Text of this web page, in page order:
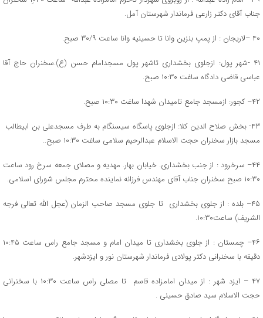
جناب آقای دکتر زارعی فرماندار شهرستان آمل.
۴۰ –لاریجان : از پمپ بنزین وانا تا حسینیه وانا ساعت ۳۰/۹ صبح.
۴۱ -شهر پول: ازجلوی بخشداری تاشهر پول مسجدامام حسن (ع).سخنران حاج آقا
عباسی قاضی دادگاه ساغت ۱۰:۳۰ صبح.
۴۲– کجور: ازمسجد جامع تامیدان شهدا ساغت ۱۰:۳۰ صبح.
۴۳- بخش صلاح الدین کلا: ازجلوی پاسگاه سیسنگام به طرف مسجدعلی بن ابیطالب
مسجد بازار سخنران حجت الاسلام عبدالرحیم سلامی ساغت ۱۰:۳۰ صبح..
۴۴– سرخرود : از جنب بخشداری. خیابان بهار. مهدیه و مصلای جمعه سرخ رود ساعت
۱۰:۳۰ صبح سخنران جناب آقای مهندس فرزانه نماینده محترم مجلس شورای اسلامی.
۴۵– بلده : از جلوی بخشداری تا جلوی مسجد صاحب الزمان (عجل الله تعالی فرجه
الشریف) ساعت10:۳۰.
۴۶– چمستان : از جلوی بخشداری تا میدان امام و مسجد جامع راس ساعت ۱۰:۴۵
دقیقه با سخنرانی دکتر پولادی فرماندار شهرستان نور و ایزدشهر.
۴۷ – ایزد شهر : از میدان امامزاده قاسم تا مصلی راس ساعت ۱۰:۳۰ با سخنرانی
حجت الاسلام سید صادق حسینی .